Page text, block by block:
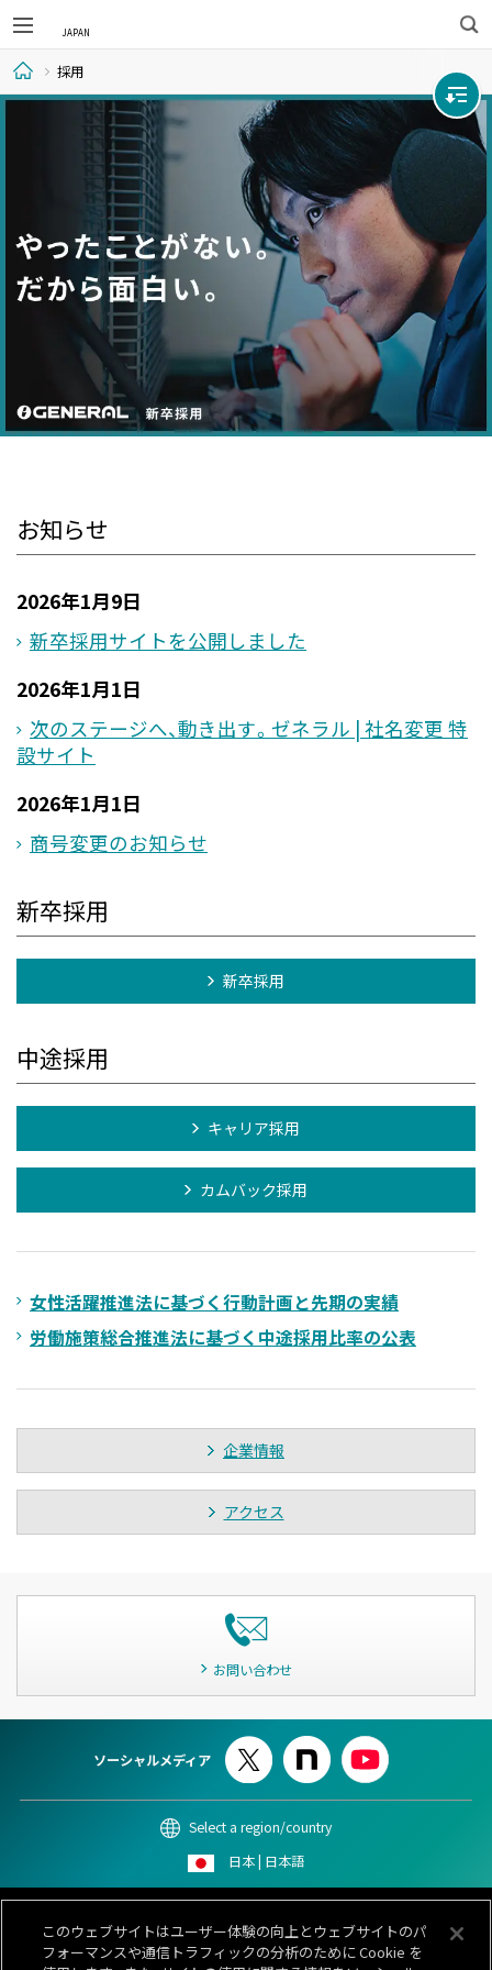
検
索
採用
お知らせ
2026年1月9日
新卒採用サイトを公開しました
2026年1月1日
次のステージへ、動き出す。ゼネラル | 社名変更 特
設サイト
2026年1月1日
商号変更のお知らせ
新卒採用
新卒採用
中途採用
キャリア採用
カムバック採用
女性活躍推進法に基づく行動計画と先期の実績
労働施策総合推進法に基づく中途採用比率の公表
企業情報
アクセス
お問い合わせ
ソーシャルメディア
Select a region/country
日本 | 日本語
情報セキュリティポリシー
カスタマーハラスメント対応基本方針
このウェブサイトはユーザー体験の向上とウェブサイトのパ
フォーマンスや通信トラフィックの分析のために Cookie を